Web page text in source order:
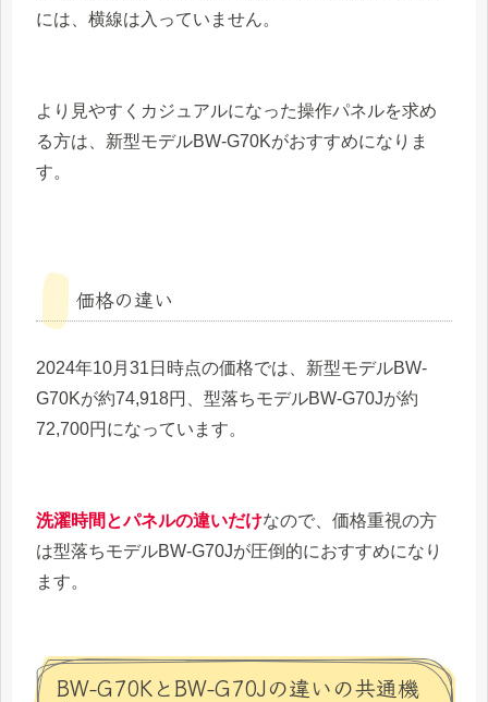
には、横線は入っていません。
より見やすくカジュアルになった操作パネルを求め
る方は、新型モデルBW-G70Kがおすすめになりま
す。
価格の違い
2024年10月31日時点の価格では、新型モデルBW-
G70Kが約74,918円、型落ちモデルBW-G70Jが約
72,700円になっています。
洗濯時間とパネルの違いだけなので、価格重視の方
は型落ちモデルBW-G70Jが圧倒的におすすめになり
ます。
BW-G70KとBW-G70Jの違いの共通機